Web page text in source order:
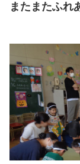
またまたふれ